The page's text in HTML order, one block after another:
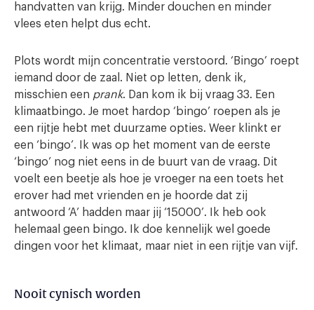
handvatten van krijg. Minder douchen en minder
vlees eten helpt dus echt.
Plots wordt mijn concentratie verstoord. ‘Bingo’ roept
iemand door de zaal. Niet op letten, denk ik,
misschien een prank. Dan kom ik bij vraag 33. Een
klimaatbingo. Je moet hardop ‘bingo’ roepen als je
een rijtje hebt met duurzame opties. Weer klinkt er
een ‘bingo’. Ik was op het moment van de eerste
‘bingo’ nog niet eens in de buurt van de vraag. Dit
voelt een beetje als hoe je vroeger na een toets het
erover had met vrienden en je hoorde dat zij
antwoord ‘A’ hadden maar jij ‘15000’. Ik heb ook
helemaal geen bingo. Ik doe kennelijk wel goede
dingen voor het klimaat, maar niet in een rijtje van vijf.
Nooit cynisch worden